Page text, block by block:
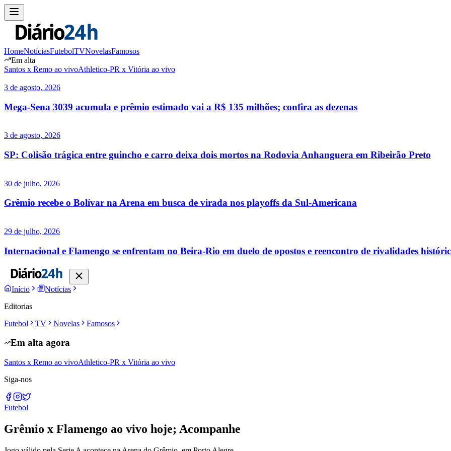
HomeNotíciasFutebolTVNovelasFamosos
Em alta
Santos x Remo ao vivoAthletico-PR x Vitória ao vivo
3 de agosto, 2026
Mega-Sena 3039 acumula e prêmio estimado vai a R$ 135 milhões; confira as dezenas
3 de agosto, 2026
SP: Colisão trágica entre guincho e carro deixa dois mortos na Rodovia Anhanguera em Ribeirão Preto
30 de julho, 2026
Grêmio recebe o Bolívar na Arena em busca de virada nos playoffs da Sul-Americana
29 de julho, 2026
Internacional e Flamengo se enfrentam no Beira-Rio em duelo de opostos e reencontro de rivalidades
Início
Notícias
Editorias
Futebol
TV Novelas Famosos
Em alta agora
Santos x Remo ao vivoAthletico-PR x Vitória ao vivo
Siga-nos
Futebol
Grêmio x Flamengo ao vivo hoje; Acompanhe